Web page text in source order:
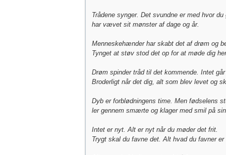
Trådene synger. Det svundne er med hvor du
har vævet sit mønster af dage og år.
Menneskehænder har skabt det af drøm og
Tynget at støv stod det op for at møde dig
Drøm spinder tråd til det kommende. Intet
Broderligt når det dig, alt som blev levet og
Dyb er forblødningens time. Men fødselens
ler gennem smærte og klager med smil på
Intet er nyt. Alt er nyt når du møder det frit.
Trygt skal du favne det. Alt hvad du favner er